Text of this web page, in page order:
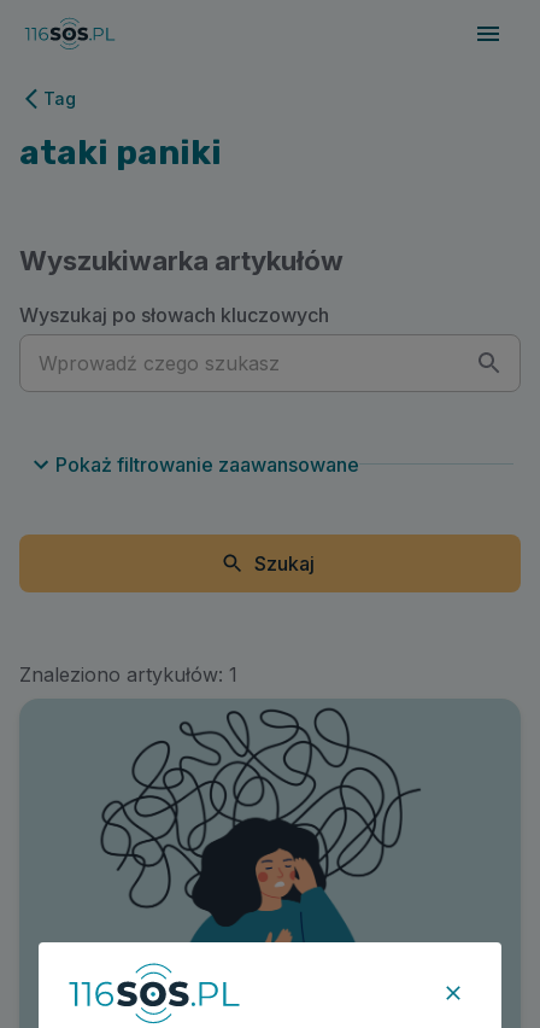
Tag
ataki paniki
Wyszukiwarka artykułów
Wyszukaj po słowach kluczowych
Pokaż filtrowanie zaawansowane
Szukaj
Znaleziono artykułów: 1
116sos.pl | ataki paniki